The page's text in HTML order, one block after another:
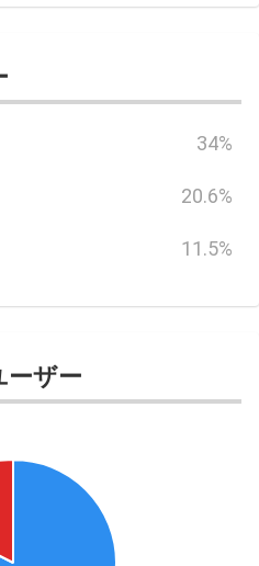
34%
20.6%
11.5%
ーザー